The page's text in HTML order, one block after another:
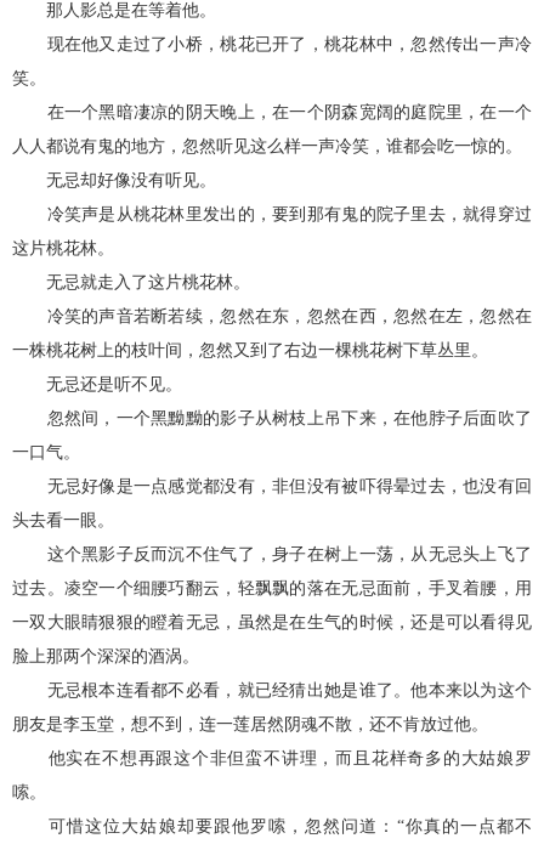
那人影总是在等着他。
现在他又走过了小桥，桃花已开了，桃花林中，忽然传出一声冷
笑。
在一个黑暗凄凉的阴天晚上，在一个阴森宽阔的庭院里，在一个
人人都说有鬼的地方，忽然听见这么样一声冷笑，谁都会吃一惊的。
无忌却好像没有听见。
冷笑声是从桃花林里发出的，要到那有鬼的院子里去，就得穿过
这片桃花林。
无忌就走入了这片桃花林。
冷笑的声音若断若续，忽然在东，忽然在西，忽然在左，忽然在
一株桃花树上的枝叶间，忽然又到了右边一棵桃花树下草丛里。
无忌还是听不见。
忽然间，一个黑黝黝的影子从树枝上吊下来，在他脖子后面吹了
一口气。
无忌好像是一点感觉都没有，非但没有被吓得晕过去，也没有回
头去看一眼。
这个黑影子反而沉不住气了，身子在树上一荡，从无忌头上飞了
过去。凌空一个细腰巧翻云，轻飘飘的落在无忌面前，手叉着腰，用
一双大眼睛狠狠的瞪着无忌，虽然是在生气的时候，还是可以看得见
脸上那两个深深的酒涡。
无忌根本连看都不必看，就已经猜出她是谁了。他本来以为这个
朋友是李玉堂，想不到，连一莲居然阴魂不散，还不肯放过他。
他实在不想再跟这个非但蛮不讲理，而且花样奇多的大姑娘罗
嗦。
可惜这位大姑娘却要跟他罗嗦，忽然问道：“你真的一点都不